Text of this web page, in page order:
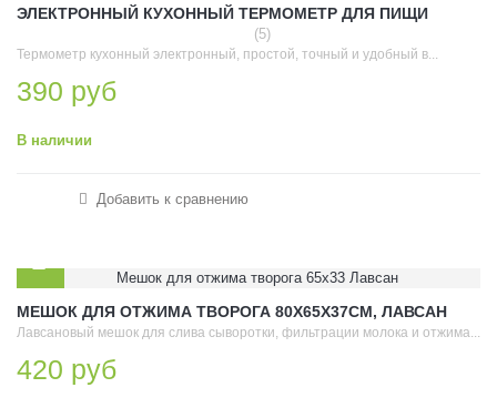
ЭЛЕКТРОННЫЙ КУХОННЫЙ ТЕРМОМЕТР ДЛЯ ПИЩИ
(5)
Термометр кухонный электронный, простой, точный и удобный в...
390 руб
В наличии
Добавить к сравнению
МЕШОК ДЛЯ ОТЖИМА ТВОРОГА 80Х65Х37СМ, ЛАВСАН
Лавсановый мешок для слива сыворотки, фильтрации молока и отжима...
420 руб